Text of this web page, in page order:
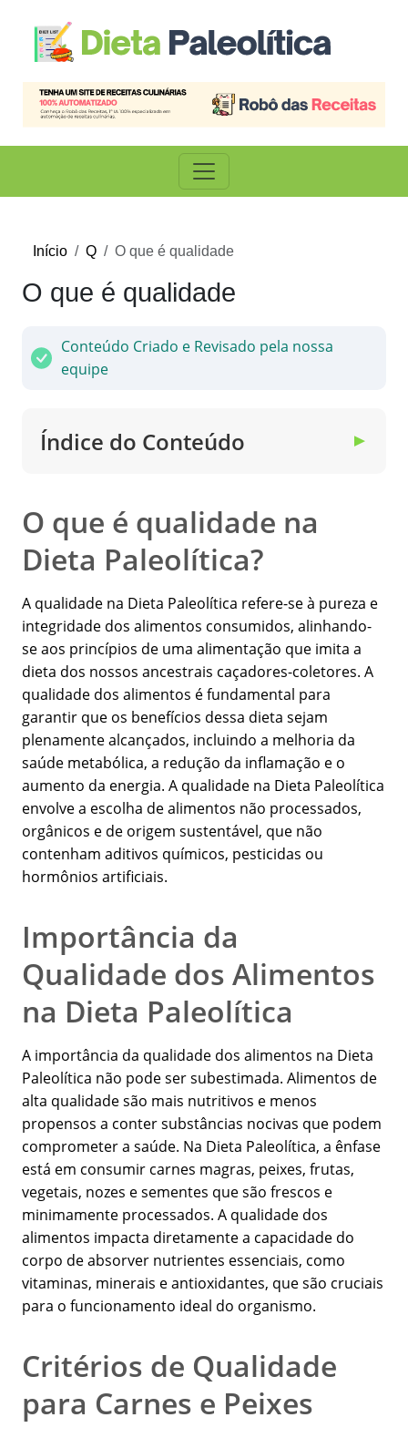
Início Q O que é qualidade
O que é qualidade
Conteúdo Criado e Revisado pela nossa
equipe
Índice do Conteúdo ▼
O que é qualidade na
Dieta Paleolítica?
A qualidade na Dieta Paleolítica refere-se à pureza e
integridade dos alimentos consumidos, alinhando-
se aos princípios de uma alimentação que imita a
dieta dos nossos ancestrais caçadores-coletores. A
qualidade dos alimentos é fundamental para
garantir que os benefícios dessa dieta sejam
plenamente alcançados, incluindo a melhoria da
saúde metabólica, a redução da inflamação e o
aumento da energia. A qualidade na Dieta Paleolítica
envolve a escolha de alimentos não processados,
orgânicos e de origem sustentável, que não
contenham aditivos químicos, pesticidas ou
hormônios artificiais.
Importância da
Qualidade dos Alimentos
na Dieta Paleolítica
A importância da qualidade dos alimentos na Dieta
Paleolítica não pode ser subestimada. Alimentos de
alta qualidade são mais nutritivos e menos
propensos a conter substâncias nocivas que podem
comprometer a saúde. Na Dieta Paleolítica, a ênfase
está em consumir carnes magras, peixes, frutas,
vegetais, nozes e sementes que são frescos e
minimamente processados. A qualidade dos
alimentos impacta diretamente a capacidade do
corpo de absorver nutrientes essenciais, como
vitaminas, minerais e antioxidantes, que são cruciais
para o funcionamento ideal do organismo.
Critérios de Qualidade
para Carnes e Peixes